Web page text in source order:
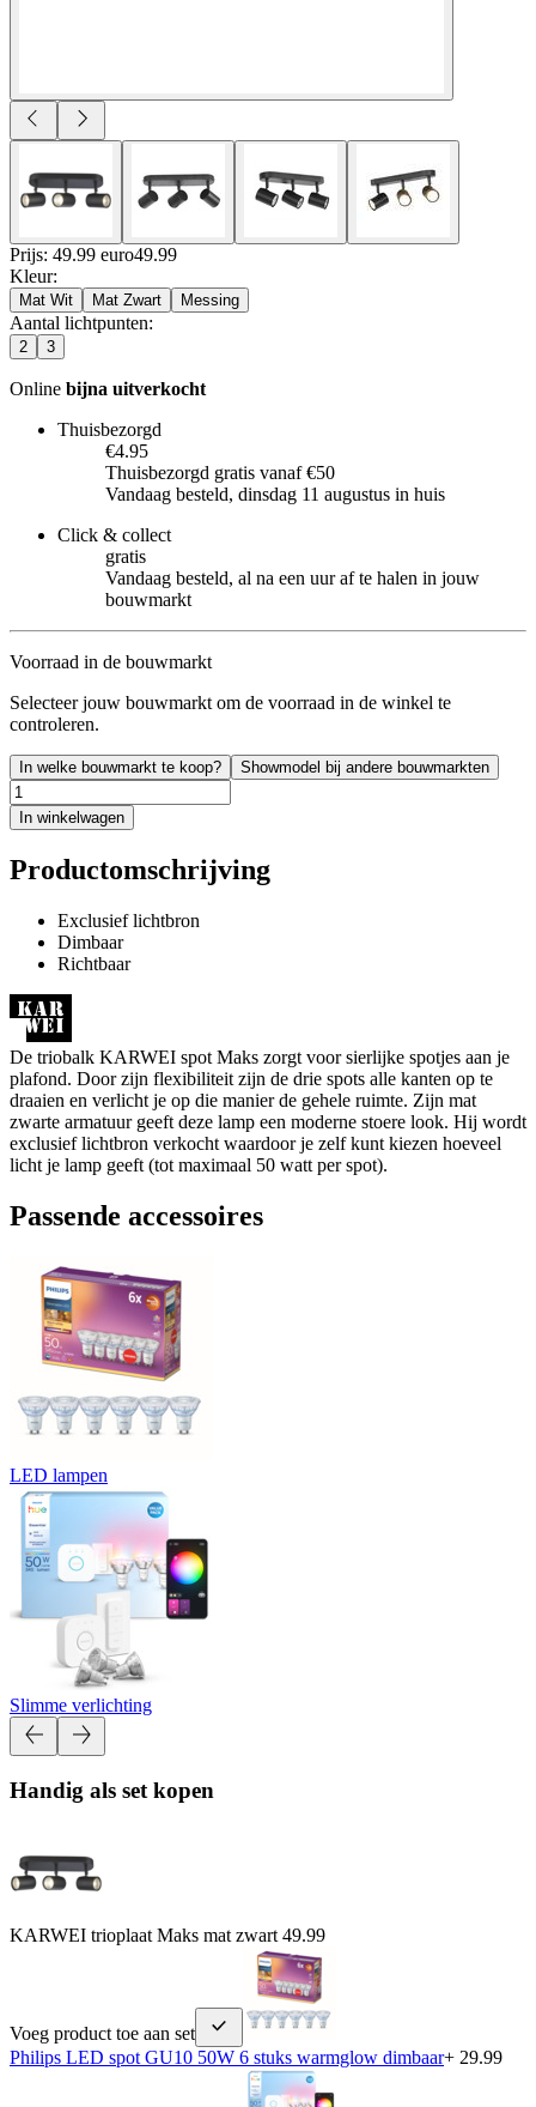
Prijs: 49.99 euro49.99
Kleur:
Mat Wit Mat Zwart Messing
Aantal lichtpunten:
2 3
Online bijna uitverkocht
Thuisbezorgd
€4.95
Thuisbezorgd gratis vanaf €50
Vandaag besteld, dinsdag 11 augustus in huis
Click & collect
gratis
Vandaag besteld, al na een uur af te halen in jouw
bouwmarkt
Voorraad in de bouwmarkt
Selecteer jouw bouwmarkt om de voorraad in de winkel te
controleren.
In welke bouwmarkt te koop? Showmodel bij andere bouwmarkten
In winkelwagen
Productomschrijving
Exclusief lichtbron
Dimbaar
Richtbaar
De triobalk KARWEI spot Maks zorgt voor sierlijke spotjes aan je
plafond. Door zijn flexibiliteit zijn de drie spots alle kanten op te
draaien en verlicht je op die manier de gehele ruimte. Zijn mat
zwarte armatuur geeft deze lamp een moderne stoere look. Hij wordt
exclusief lichtbron verkocht waardoor je zelf kunt kiezen hoeveel
licht je lamp geeft (tot maximaal 50 watt per spot).
Passende accessoires
LED lampen
Slimme verlichting
Handig als set kopen
KARWEI trioplaat Maks mat zwart 49.99
Voeg product toe aan set
Philips LED spot GU10 50W 6 stuks warmglow dimbaar+ 29.99